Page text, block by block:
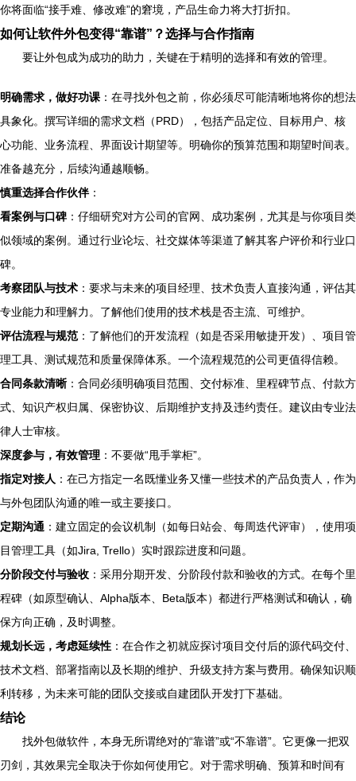
你将面临“接手难、修改难”的窘境，产品生命力将大打折扣。
如何让软件外包变得“靠谱”？选择与合作指南
要让外包成为成功的助力，关键在于精明的选择和有效的管理。
明确需求，做好功课：在寻找外包之前，你必须尽可能清晰地将你的想法
具象化。撰写详细的需求文档（PRD），包括产品定位、目标用户、核
心功能、业务流程、界面设计期望等。明确你的预算范围和期望时间表。
准备越充分，后续沟通越顺畅。
慎重选择合作伙伴：
看案例与口碑 ：仔细研究对方公司的官网、成功案例，尤其是与你项目类
似领域的案例。通过行业论坛、社交媒体等渠道了解其客户评价和行业口
碑。
考察团队与技术 ：要求与未来的项目经理、技术负责人直接沟通，评估其
专业能力和理解力。了解他们使用的技术栈是否主流、可维护。
评估流程与规范 ：了解他们的开发流程（如是否采用敏捷开发）、项目管
理工具、测试规范和质量保障体系。一个流程规范的公司更值得信赖。
合同条款清晰：合同必须明确项目范围、交付标准、里程碑节点、付款方
式、知识产权归属、保密协议、后期维护支持及违约责任。建议由专业法
律人士审核。
深度参与，有效管理 ：不要做“甩手掌柜”。
指定对接人 ：在己方指定一名既懂业务又懂一些技术的产品负责人，作为
与外包团队沟通的唯一或主要接口。
定期沟通 ：建立固定的会议机制（如每日站会、每周迭代评审），使用项
目管理工具（如Jira, Trello）实时跟踪进度和问题。
分阶段交付与验收 ：采用分期开发、分阶段付款和验收的方式。在每个里
程碑（如原型确认、Alpha版本、Beta版本）都进行严格测试和确认，确
保方向正确，及时调整。
规划长远，考虑延续性 ：在合作之初就应探讨项目交付后的源代码交付、
技术文档、部署指南以及长期的维护、升级支持方案与费用。确保知识顺
利转移，为未来可能的团队交接或自建团队开发打下基础。
结论
找外包做软件，本身无所谓绝对的“靠谱”或“不靠谱”。它更像一把双
刃剑，其效果完全取决于你如何使用它。对于需求明确、预算和时间有